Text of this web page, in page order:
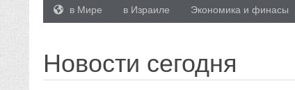
в Мире в Израиле Экономика и финасы
Новости сегодня